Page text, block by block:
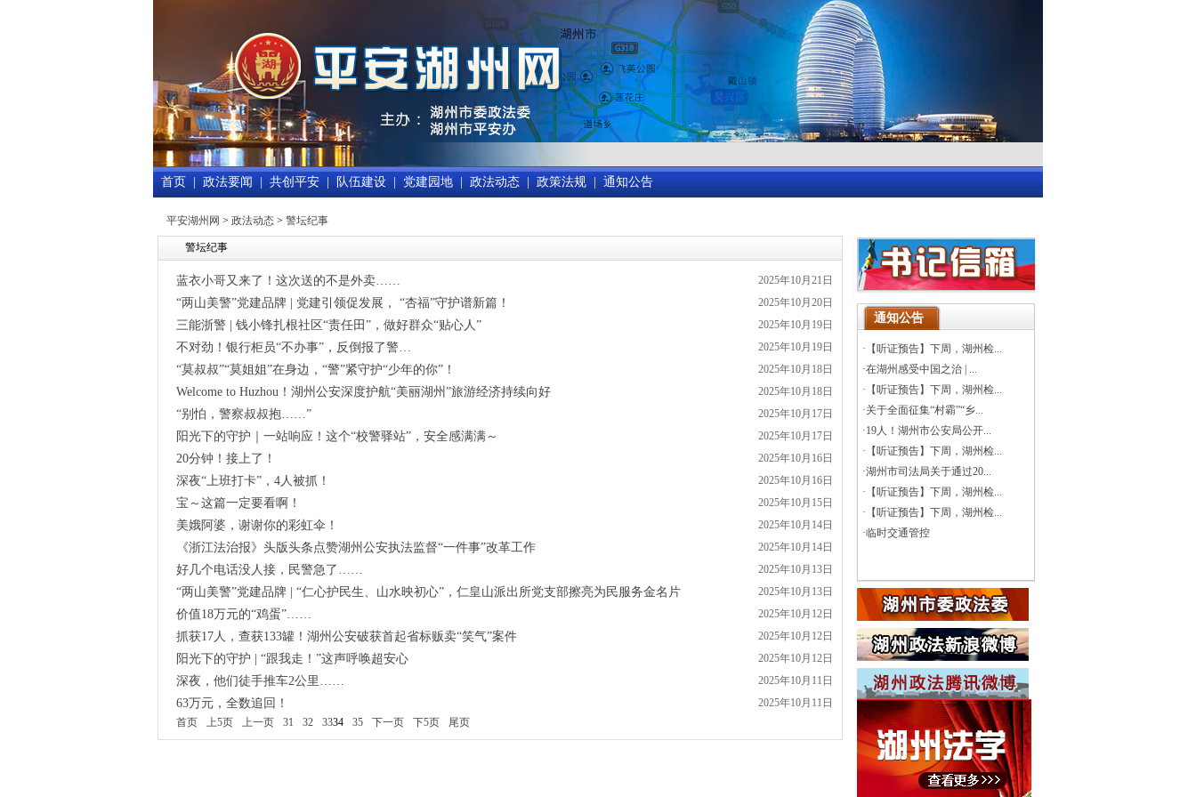
首页 政法要闻 共创平安 队伍建设 党建园地 政法动态 政策法规 通知公告
平安湖州网 > 政法动态 > 警坛纪事
警坛纪事
2025年10月21日
蓝衣小哥又来了！这次送的不是外卖……
2025年10月20日
“两山美警”党建品牌 | 党建引领促发展， “杏福”守护谱新篇！
2025年10月19日
三能浙警 | 钱小锋扎根社区“责任田”，做好群众“贴心人”
2025年10月19日
不对劲！银行柜员“不办事”，反倒报了警…
2025年10月18日
“莫叔叔”“莫姐姐”在身边，“警”紧守护“少年的你”！
2025年10月18日
Welcome to Huzhou！湖州公安深度护航“美丽湖州”旅游经济持续向好
2025年10月17日
“别怕，警察叔叔抱……”
2025年10月17日
阳光下的守护｜一站响应！这个“校警驿站”，安全感满满～
2025年10月16日
20分钟！接上了！
2025年10月16日
深夜“上班打卡”，4人被抓！
2025年10月15日
宝～这篇一定要看啊！
2025年10月14日
美娥阿婆，谢谢你的彩虹伞！
2025年10月14日
《浙江法治报》头版头条点赞湖州公安执法监督“一件事”改革工作
2025年10月13日
好几个电话没人接，民警急了……
2025年10月13日
“两山美警”党建品牌 | “仁心护民生、山水映初心”，仁皇山派出所党支部擦亮为民服务金名片
2025年10月12日
价值18万元的“鸡蛋”……
2025年10月12日
抓获17人，查获133罐！湖州公安破获首起省标贩卖“笑气”案件
2025年10月12日
阳光下的守护 | “跟我走！”这声呼唤超安心
2025年10月11日
深夜，他们徒手推车2公里……
2025年10月11日
63万元，全数追回！
首页 上5页 上一页 31 32 3334 35 下一页 下5页 尾页
通知公告
· 【听证预告】下周，湖州检...
·在湖州感受中国之治 | ...
· 【听证预告】下周，湖州检...
·关于全面征集“村霸”“乡...
·19人！湖州市公安局公开...
· 【听证预告】下周，湖州检...
·湖州市司法局关于通过20...
· 【听证预告】下周，湖州检...
· 【听证预告】下周，湖州检...
·临时交通管控